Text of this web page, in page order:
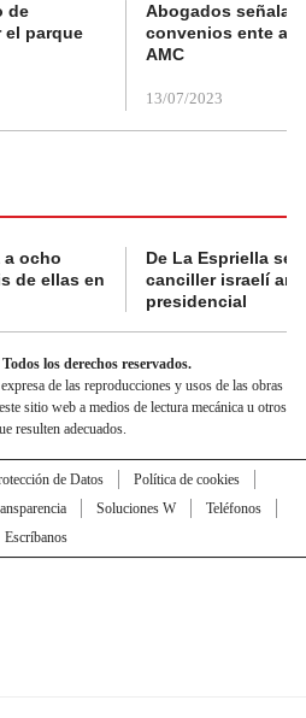
de
parque
Abogados
convenios ente
AMC
13/07/2023
a ocho
de ellas en
De La Espriella se
canciller israelí
presidencial
los derechos reservados.
de las reproducciones y usos de las obras
sitio web a medios de lectura mecánica u otros
resulten adecuados.
de Datos
Política de cookies
Soluciones W
Teléfonos
Escríbanos